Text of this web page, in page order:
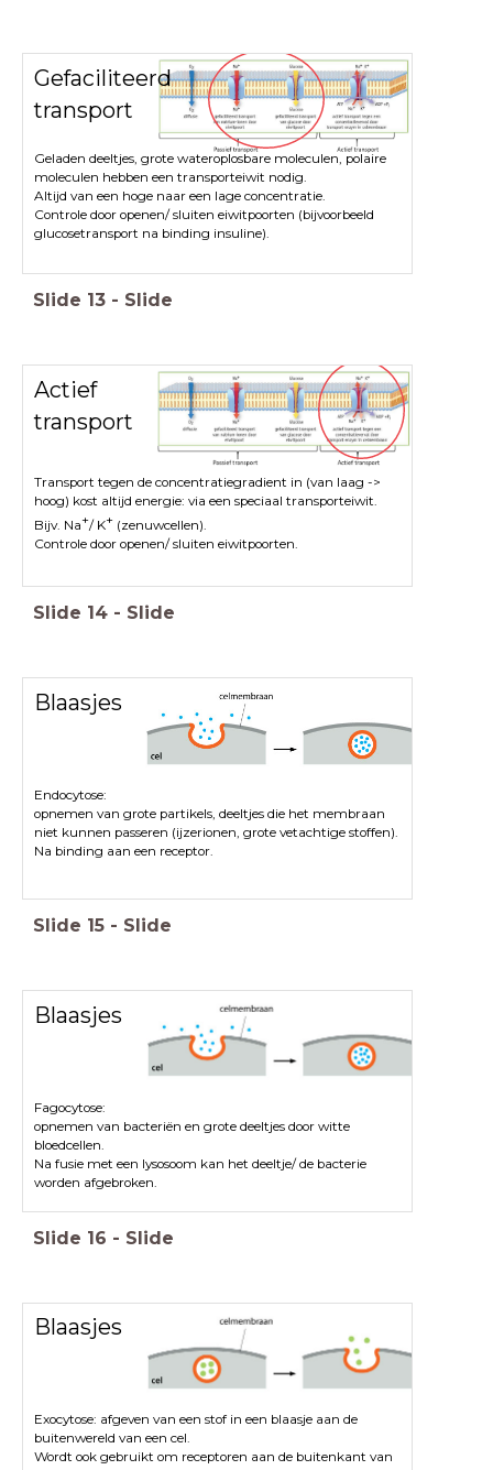
Geladen deeltjes, grote wateroplosbare moleculen, polaire
moleculen hebben een transporteiwit nodig.
Altijd van een hoge naar een lage concentratie.
Controle door openen/ sluiten eiwitpoorten (bijvoorbeeld
glucosetransport na binding insuline).
Gefaciliteerd
transport
Slide 13 - Slide
Transport tegen de concentratiegradient in (van laag ->
hoog) kost altijd energie: via een speciaal transporteiwit.
Bijv. Na+/ K+ (zenuwcellen).
Controle door openen/ sluiten eiwitpoorten.
Actief
transport
Slide 14 - Slide
Endocytose:
opnemen van grote partikels, deeltjes die het membraan
niet kunnen passeren (ijzerionen, grote vetachtige stoffen).
Na binding aan een receptor.
Blaasjes
Slide 15 - Slide
Fagocytose:
opnemen van bacteriën en grote deeltjes door witte
bloedcellen.
Na fusie met een lysosoom kan het deeltje/ de bacterie
worden afgebroken.
Blaasjes
Slide 16 - Slide
Exocytose: afgeven van een stof in een blaasje aan de
buitenwereld van een cel.
Wordt ook gebruikt om receptoren aan de buitenkant van
Blaasjes